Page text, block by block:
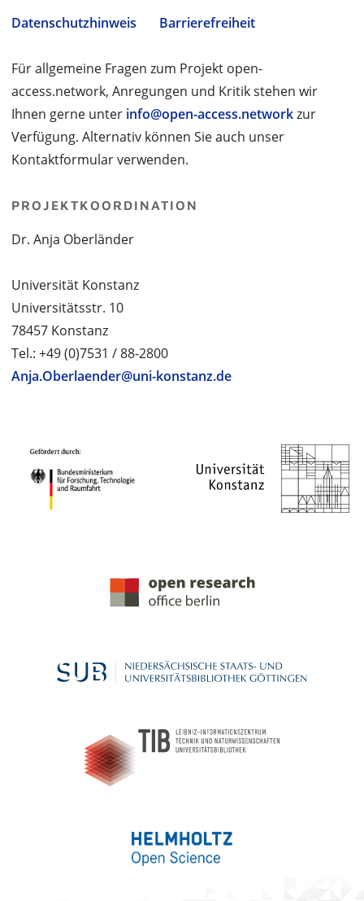
Datenschutzhinweis
Barrierefreiheit
Für allgemeine Fragen zum Projekt open-
access.network, Anregungen und Kritik stehen wir
Ihnen gerne unter info@open-access.networkzur
Verfügung. Alternativ können Sie auch unser
Kontaktformular verwenden.
PROJEKTKOORDINATION
Dr. Anja Oberländer
Universität Konstanz
Universitätsstr. 10
78457 Konstanz
Tel.: +49 (0)7531 / 88-2800
Anja.Oberlaender@uni-konstanz.de